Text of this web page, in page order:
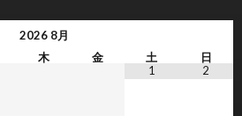
2026 8月
木 金 土
日
1
2